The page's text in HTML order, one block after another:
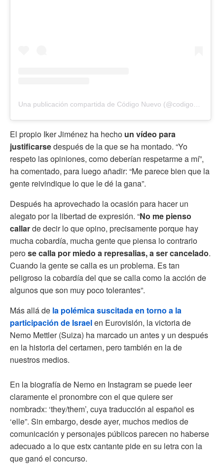
El propio Iker Jiménez ha hecho un vídeo para
justificarsedespués de la que se ha montado. “Yo
respeto las opiniones, como deberían respetarme a mí”,
ha comentado, para luego añadir: “Me parece bien que la
gente reivindique lo que le dé la gana”.
Después ha aprovechado la ocasión para hacer un
alegato por la libertad de expresión. “No me pienso
callarde decir lo que opino, precisamente porque hay
mucha cobardía, mucha gente que piensa lo contrario
perose calla por miedo a represalias, a ser cancelado.
Cuando la gente se calla es un problema. Es tan
peligroso la cobardía del que se calla como la acción de
algunos que son muy poco tolerantes”.
Más allá de la polémica suscitada en torno a la
participación de Israelen Eurovisión, la victoria de
Nemo Mettler (Suiza) ha marcado un antes y un después
en la historia del certamen, pero también en la de
nuestros medios.⁠⁠‌
En la biografía de Nemo en Instagram se puede leer
claramente el pronombre con el que quiere ser
nombradx: ‘they/them’, cuya traducción al español es
‘elle”.⁠⁠‌ Sin embargo, desde ayer, muchos medios de
comunicación y personajes públicos parecen no haberse
adecuado a lo que estx cantante pide en su letra con la
que ganó el concurso.